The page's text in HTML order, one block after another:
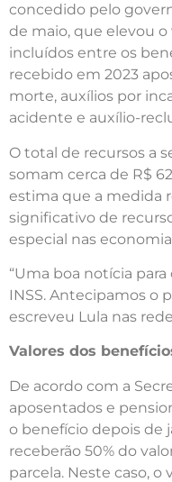
concedido pelo
de maio, que elevou o
incluídos entre os
recebido em 2023
morte, auxílios por
acidente e auxílio-
O total de recursos a
somam cerca de R$
estima que a medida
significativo de
especial nas
“Uma boa notícia
INSS. Antecipamos o
escreveu Lula nas
Valores dos
De acordo com a
aposentados e
o benefício depois de
receberão 50% do
parcela. Neste caso, o